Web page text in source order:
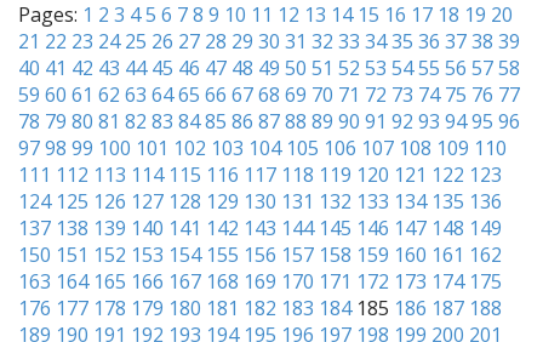
Pages: 1 2 3 45 6 78 9 10 11 12 13 14 15 16 17 18 19 20
21 22 23 24 25 26 27 28 29 30 31 32 33 3435 36 3738 39
40 41 42 43 44 45 46 47 48 49 50 51 52 53 5455 56 5758
59 60 61 62 63 6465 66 6768 69 70 71 72 73 74 75 76 77
78 79 80 81 82 83 8485 86 8788 89 90 91 92 93 9495 96
9798 99 100 101 102 103 104 105 106 107 108 109 110
111 112 113 114 115 116 117 118 119 120 121 122 123
124 125 126 127 128 129 130 131 132 133 134 135 136
137 138 139 140 141 142 143 144 145 146 147 148 149
150 151 152 153 154 155 156 157 158 159 160 161 162
163 164 165 166 167 168 169 170 171 172 173 174 175
176 177 178 179 180 181 182 183 184 185 186 187 188
189 190 191 192 193 194 195 196 197 198 199 200 201